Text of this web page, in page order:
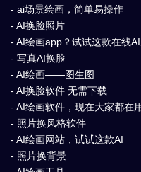
- ai场景绘画，简单易操作
- AI换脸照片
- AI绘画app？试试这款在线
- 写真AI换脸
- AI绘画——图生图
- AI换脸软件 无需下载
- AI绘画软件，现在大家都在
- 照片换风格软件
- AI绘画网站，试试这款AI
- 照片换背景